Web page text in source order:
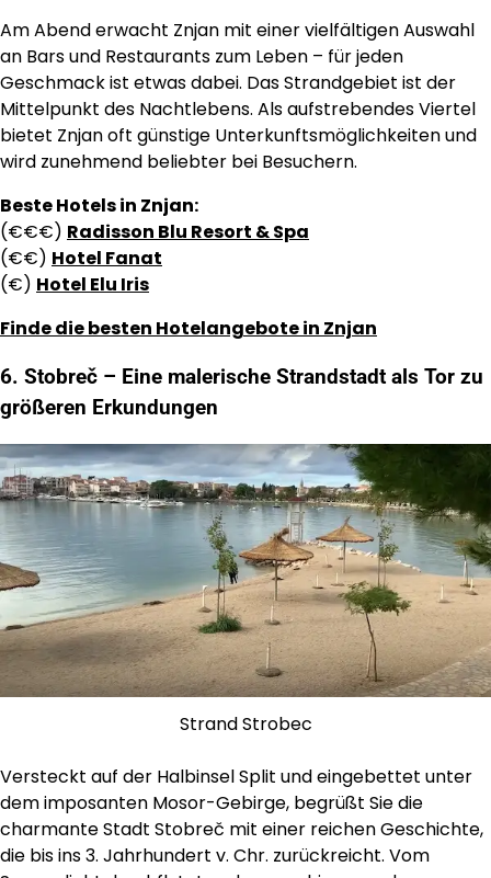
Am Abend erwacht Znjan mit einer vielfältigen Auswahl
an Bars und Restaurants zum Leben – für jeden
Geschmack ist etwas dabei. Das Strandgebiet ist der
Mittelpunkt des Nachtlebens. Als aufstrebendes Viertel
bietet Znjan oft günstige Unterkunftsmöglichkeiten und
wird zunehmend beliebter bei Besuchern.
Beste Hotels in Znjan:
(€€€) Radisson Blu Resort & Spa
(€€) Hotel Fanat
(€) Hotel Elu Iris
Finde die besten Hotelangebote in Znjan
6. Stobreč – Eine malerische Strandstadt als Tor zu
größeren Erkundungen
Strand Strobec
Versteckt auf der Halbinsel Split und eingebettet unter
dem imposanten Mosor-Gebirge, begrüßt Sie die
charmante Stadt Stobreč mit einer reichen Geschichte,
die bis ins 3. Jahrhundert v. Chr. zurückreicht. Vom